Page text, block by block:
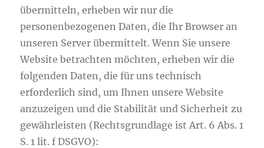
übermitteln, erheben wir nur die
personenbezogenen Daten, die Ihr Browser an
unseren Server übermittelt. Wenn Sie unsere
Website betrachten möchten, erheben wir die
folgenden Daten, die für uns technisch
erforderlich sind, um Ihnen unsere Website
anzuzeigen und die Stabilität und Sicherheit zu
gewährleisten (Rechtsgrundlage ist Art. 6 Abs. 1
S. 1 lit. f DSGVO):